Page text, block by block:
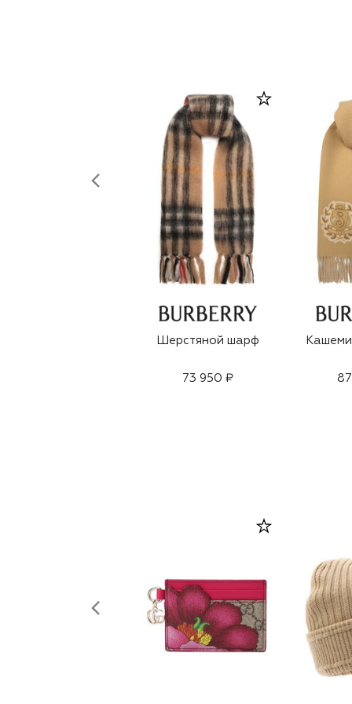
Шерстяной шарф
73 950 ₽